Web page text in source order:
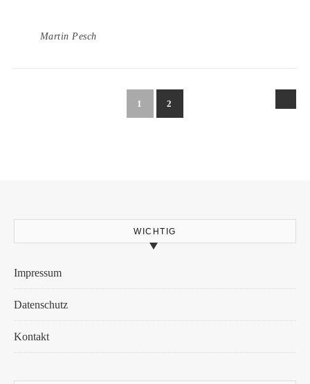
Martin Pesch
1 2
WICHTIG
Impressum
Datenschutz
Kontakt